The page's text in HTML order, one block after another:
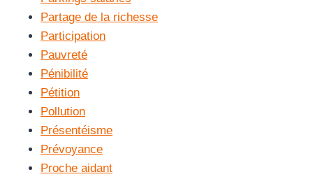
Partage de la richesse
Participation
Pauvreté
Pénibilité
Pétition
Pollution
Présentéisme
Prévoyance
Proche aidant